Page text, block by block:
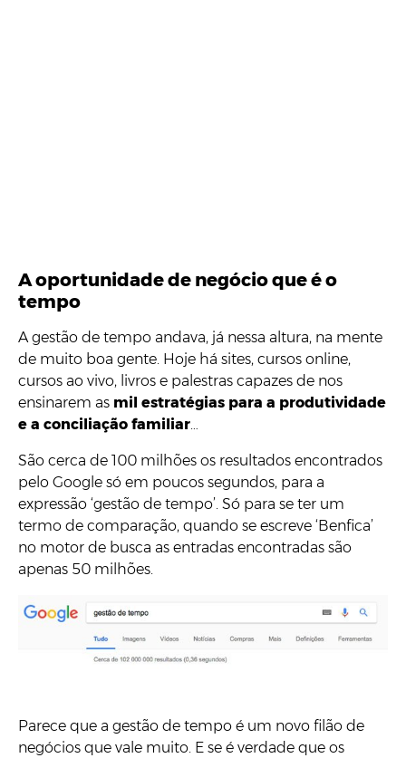
A oportunidade de negócio que é o
tempo
A gestão de tempo andava, já nessa altura, na mente
de muito boa gente. Hoje há sites, cursos online,
cursos ao vivo, livros e palestras capazes de nos
ensinarem as mil estratégias para a produtividade
e a conciliação familiar…
São cerca de 100 milhões os resultados encontrados
pelo Google só em poucos segundos, para a
expressão ‘gestão de tempo’. Só para se ter um
termo de comparação, quando se escreve ‘Benfica’
no motor de busca as entradas encontradas são
apenas 50 milhões.
Parece que a gestão de tempo é um novo filão de
negócios que vale muito. E se é verdade que os